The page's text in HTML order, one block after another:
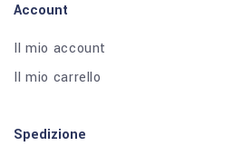
Account
Il mio account
Il mio carrello
Spedizione